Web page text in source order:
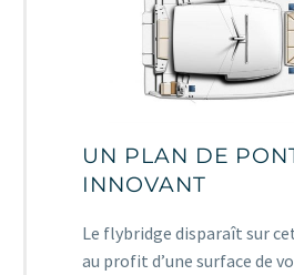
UN PLAN DE
INNOVANT
Le flybridge disparaît sur
au profit d’une surface de